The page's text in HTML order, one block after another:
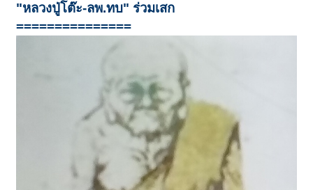
"หลวงปู่โต๊ะ-ลพ.ทบ" ร่วมเสก
===============